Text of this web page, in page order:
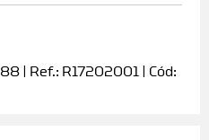
| Ref.: R17202001 | Cód: